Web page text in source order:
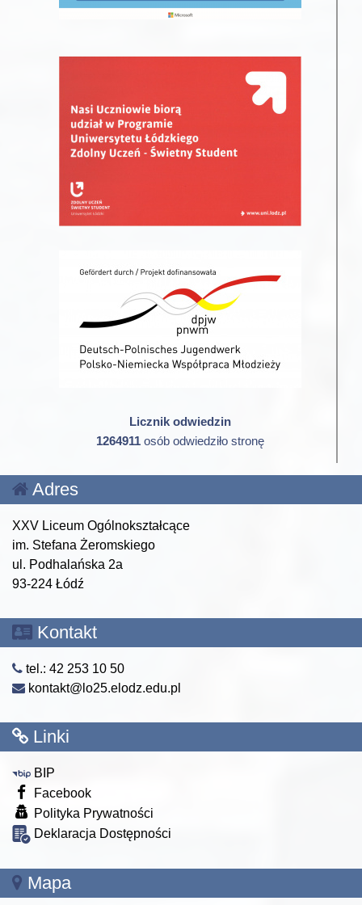
Licznik odwiedzin
1264911 osób odwiedziło stronę
Adres
XXV Liceum Ogólnokształcące
im. Stefana Żeromskiego
ul. Podhalańska 2a
93-224 Łódź
Kontakt
tel.: 42 253 10 50
kontakt@lo25.elodz.edu.pl
Linki
BIP
Facebook
Polityka Prywatności
Deklaracja Dostępności
Mapa